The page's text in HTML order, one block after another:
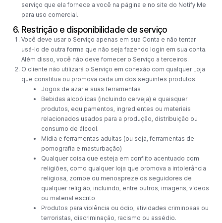
serviço que ela fornece a você na página e no site do Notify Me
para uso comercial.
6. Restrição e disponibilidade de serviço
Você deve usar o Serviço apenas em sua Conta e não tentar
usá-lo de outra forma que não seja fazendo login em sua conta.
Além disso, você não deve fornecer o Serviço a terceiros.
O cliente não utilizará o Serviço em conexão com qualquer Loja
que constitua ou promova cada um dos seguintes produtos:
Jogos de azar e suas ferramentas
Bebidas alcoólicas (incluindo cerveja) e quaisquer
produtos, equipamentos, ingredientes ou materiais
relacionados usados ​​para a produção, distribuição ou
consumo de álcool.
Mídia e ferramentas adultas (ou seja, ferramentas de
pornografia e masturbação)
Qualquer coisa que esteja em conflito acentuado com
religiões, como qualquer loja que promova a intolerância
religiosa, zombe ou menospreze os seguidores de
qualquer religião, incluindo, entre outros, imagens, vídeos
ou material escrito
Produtos para violência ou ódio, atividades criminosas ou
terroristas, discriminação, racismo ou assédio.